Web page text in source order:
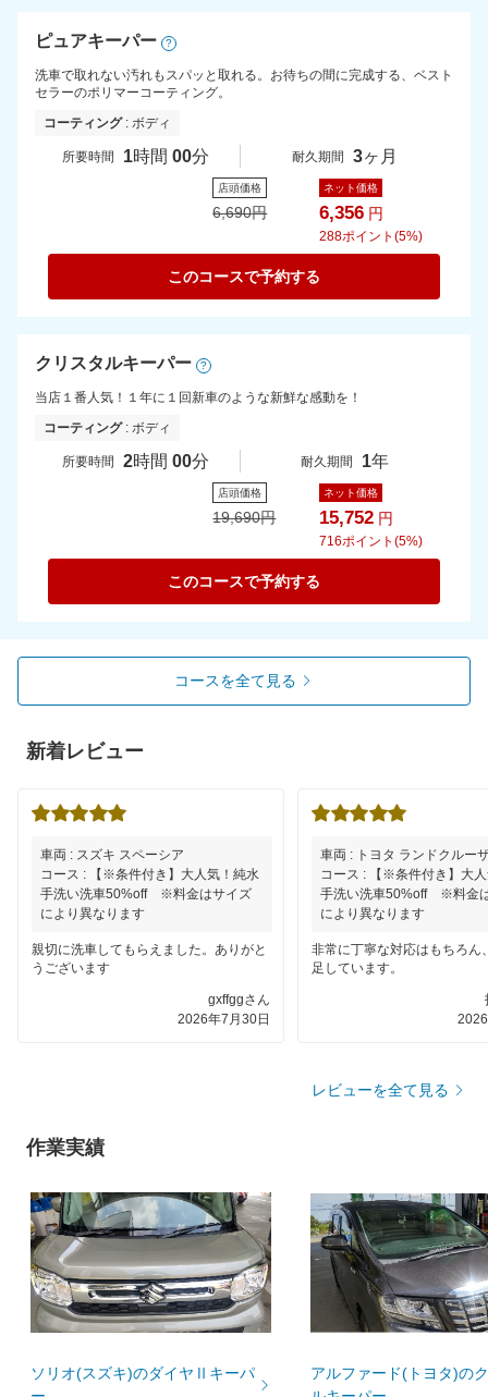
ピュアキーパー ?
洗車で取れない汚れもスパッと取れる。お待ちの間に完成する、ベスト
セラーのポリマーコーティング。
コーティング: ボディ
所要時間 1時間 00分 耐久期間 3ヶ月
店頭価格
6,690円
ネット価格
6,356 円
288ポイント(5%)
このコースで予約する
クリスタルキーパー ?
当店１番人気！１年に１回新車のような新鮮な感動を！
コーティング: ボディ
所要時間 2時間 00分 耐久期間 1年
店頭価格
19,690円
ネット価格
15,752 円
716ポイント(5%)
このコースで予約する
コースを全て見る
新着レビュー
車両 : スズキ スペーシア
コース : 【※条件付き】大人気！純水
手洗い洗車50%off ※料金はサイズ
により異なります
親切に洗車してもらえました。ありがと
うございます
gxffggさん
2026年7月30日
車両 : トヨタ ランドクルー
コース : 【※条件付き】大
手洗い洗車50%off ※料金
により異なります
非常に丁寧な対応はもちろん
足しています。
レビューを全て見る
作業実績
ソリオ(スズキ)のダイヤⅡキーパ
アルファード(トヨタ)の